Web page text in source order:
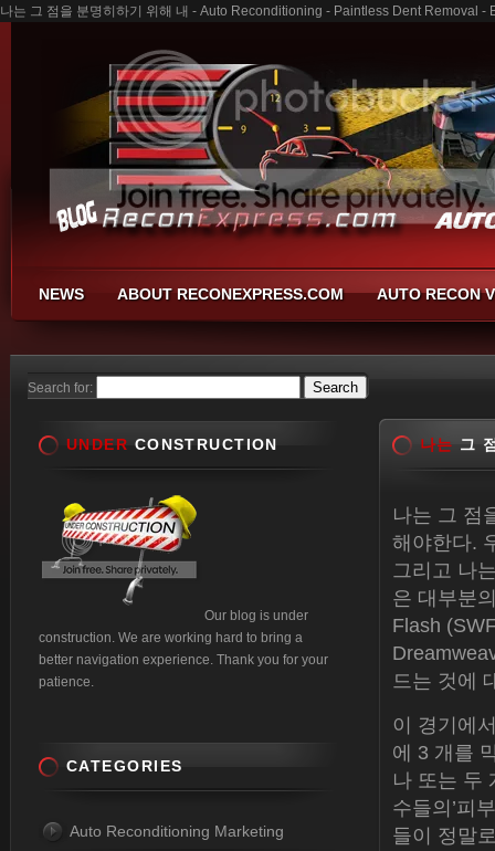
나는 그 점을 분명히하기 위해 내 - Auto Reconditioning - Paintless Dent Removal -
NEWS ABOUT RECONEXPRESS.COM AUTO RECON
Search for:
나는 그
나는 그 점
해야한다.
그리고 나
은 대부분
Flash
드는 것에
이 경기에
에 3 개를
나 또는 두
수들의’피
들이 정말
UNDER CONSTRUCTION
Our blog is under
construction. We are working hard to bring a
better navigation experience. Thank you for your
patience.
CATEGORIES
Auto Reconditioning Marketing